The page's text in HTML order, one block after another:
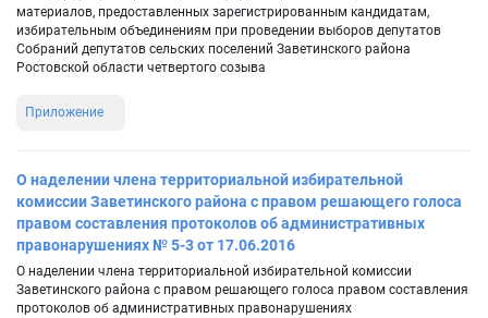
материалов, предоставленных зарегистрированным кандидатам,
избирательным объединениям при проведении выборов депутатов
Собраний депутатов сельских поселений Заветинского района
Ростовской области четвертого созыва
Приложение
О наделении члена территориальной избирательной
комиссии Заветинского района с правом решающего голоса
правом составления протоколов об административных
правонарушениях № 5-3 от 17.06.2016
О наделении члена территориальной избирательной комиссии
Заветинского района с правом решающего голоса правом составления
протоколов об административных правонарушениях